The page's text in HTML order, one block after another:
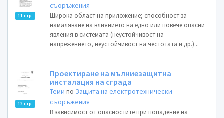
11 стр.
съоръжения
Широка област на приложение; способност за
намаляване на влиянието на едно или повече опасни
явления в системата (неустойчивост на
напрежението, неустойчивост на честотата и др.)...
12 стр.
Проектиране на мълниезащитна
инсталация на сграда
Теми по Защита на електротехнически
съоръжения
В зависимост от опасностите при попадение на